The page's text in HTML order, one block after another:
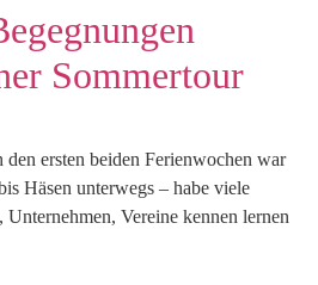
Sommertour
ersten beiden Ferienwochen war
Häsen unterwegs – habe viele
Vereine kennen lernen